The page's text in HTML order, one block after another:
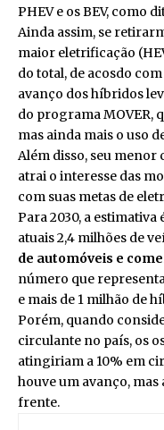
PHEV e os BEV, como
Ainda assim, se
maior eletrificação
do total, de acosdo
avanço dos híbridos
do programa MOVER,
mas ainda mais o uso
Além disso, seu menor
atrai o interesse das
com suas metas de
Para 2030, a
atuais 2,4 milhões de
de automóveis e
número que
e mais de 1 milhão de
Porém, quando
circulante no país, os
atingiriam a 10% em
houve um avanço,
frente.